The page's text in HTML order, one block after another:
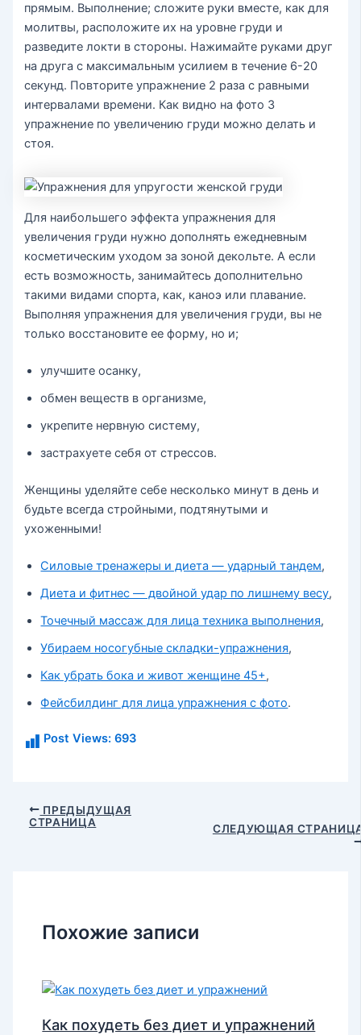
прямым. Выполнение; сложите руки вместе, как для
молитвы, расположите их на уровне груди и
разведите локти в стороны. Нажимайте руками друг
на друга с максимальным усилием в течение 6-20
секунд. Повторите упражнение 2 раза с равными
интервалами времени. Как видно на фото 3
упражнение по увеличению груди можно делать и
стоя.
Для наибольшего эффекта упражнения для
увеличения груди нужно дополнять ежедневным
косметическим уходом за зоной декольте. А если
есть возможность, занимайтесь дополнительно
такими видами спорта, как, каноэ или плавание.
Выполняя упражнения для увеличения груди, вы не
только восстановите ее форму, но и;
улучшите осанку,
обмен веществ в организме,
укрепите нервную систему,
застрахуете себя от стрессов.
Женщины уделяйте себе несколько минут в день и
будьте всегда стройными, подтянутыми и
ухоженными!
Силовые тренажеры и диета — ударный тандем,
Диета и фитнес — двойной удар по лишнему весу,
Точечный массаж для лица техника выполнения,
Убираем носогубные складки-упражнения,
Как убрать бока и живот женщине 45+,
Фейсбилдинг для лица упражнения с фото.
Post Views: 693
Навигация
ПРЕДЫДУЩАЯ
СТРАНИЦА
СЛЕДУЮЩАЯ
Похожие записи
Как похудеть без диет и упражнений